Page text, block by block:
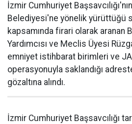
İzmir Cumhuriyet
Belediyesi'ne yönelik yürüttüğü
kapsamında firari olarak aranan
Yardımcısı ve Meclis Üyesi
emniyet istihbarat birimleri ve
operasyonuyla saklandığı
gözaltına alındı.
İzmir Cumhuriyet Başsavcılığı